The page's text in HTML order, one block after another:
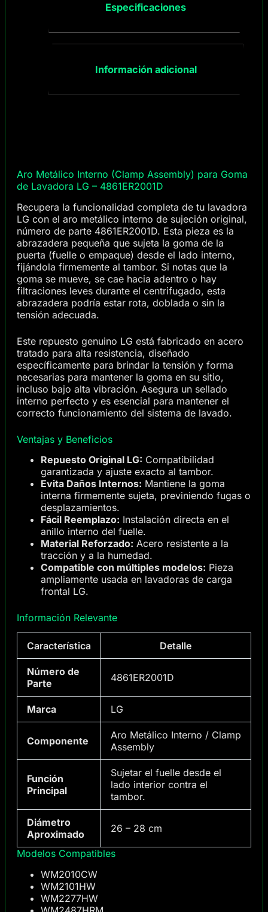
Especificaciones
Información adicional
Aro Metálico Interno (Clamp Assembly) para Goma
de Lavadora LG – 4861ER2001D
Recupera la funcionalidad completa de tu lavadora
LG con el aro metálico interno de sujeción original,
número de parte 4861ER2001D. Esta pieza es la
abrazadera pequeña que sujeta la goma de la
puerta (fuelle o empaque) desde el lado interno,
fijándola firmemente al tambor. Si notas que la
goma se mueve, se cae hacia adentro o hay
filtraciones leves durante el centrifugado, esta
abrazadera podría estar rota, doblada o sin la
tensión adecuada.
Este repuesto genuino LG está fabricado en acero
tratado para alta resistencia, diseñado
específicamente para brindar la tensión y forma
necesarias para mantener la goma en su sitio,
incluso bajo alta vibración. Asegura un sellado
interno perfecto y es esencial para mantener el
correcto funcionamiento del sistema de lavado.
Ventajas y Beneficios
Repuesto Original LG: Compatibilidad
garantizada y ajuste exacto al tambor.
Evita Daños Internos: Mantiene la goma
interna firmemente sujeta, previniendo fugas o
desplazamientos.
Fácil Reemplazo: Instalación directa en el
anillo interno del fuelle.
Material Reforzado: Acero resistente a la
tracción y a la humedad.
Compatible con múltiples modelos: Pieza
ampliamente usada en lavadoras de carga
frontal LG.
Información Relevante
Característica Detalle
Número de
Parte
4861ER2001D
Marca LG
Componente
Aro Metálico Interno / Clamp
Assembly
Función
Principal
Sujetar el fuelle desde el
lado interior contra el
tambor.
Diámetro
Aproximado
26 – 28 cm
Modelos Compatibles
WM2010CW
WM2101HW
WM2277HW